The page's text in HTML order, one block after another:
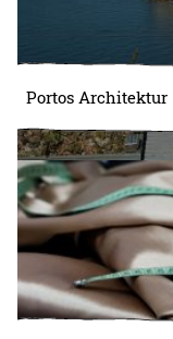
Portos Architektur